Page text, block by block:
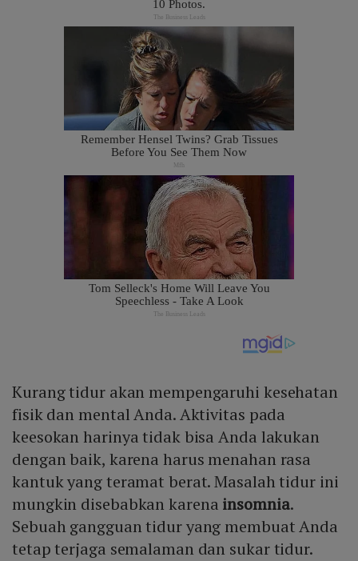
Kurang tidur akan mempengaruhi kesehatan
fisik dan mental Anda. Aktivitas pada
keesokan harinya tidak bisa Anda lakukan
dengan baik, karena harus menahan rasa
kantuk yang teramat berat. Masalah tidur ini
mungkin disebabkan karena insomnia.
Sebuah gangguan tidur yang membuat Anda
tetap terjaga semalaman dan sukar tidur.